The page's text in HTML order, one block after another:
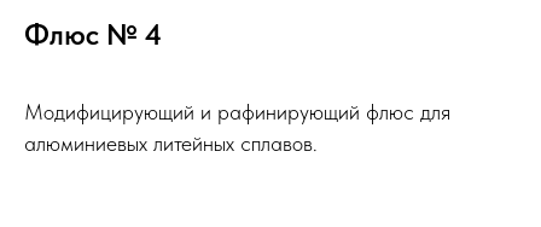
Флюс № 4
Модифицирующий и рафинирующий флюс для
алюминиевых литейных сплавов.